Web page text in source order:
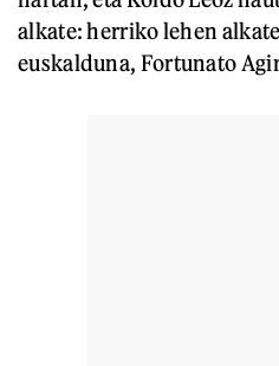
alkate: herriko lehen
euskalduna, Fortunato